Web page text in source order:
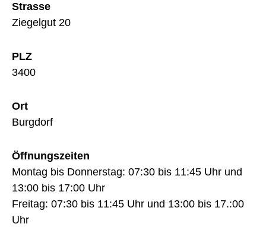
Strasse
Ziegelgut 20
PLZ
3400
Ort
Burgdorf
Öffnungszeiten
Montag bis Donnerstag: 07:30 bis 11:45 Uhr und
13:00 bis 17:00 Uhr
Freitag: 07:30 bis 11:45 Uhr und 13:00 bis 17.:00
Uhr